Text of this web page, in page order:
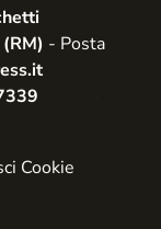
- Posta
Cookie